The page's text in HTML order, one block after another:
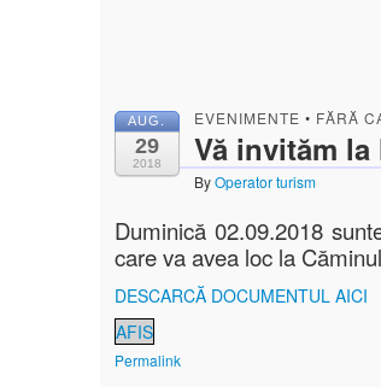
AUG.
29
2018
EVENIMENTE • FĂRĂ
Vă invităm la
ByOperator turism
Duminică 02.09.2018
care va avea loc la
DESCARCĂ DOCUMENTUL AICI
AFIS
Permalink